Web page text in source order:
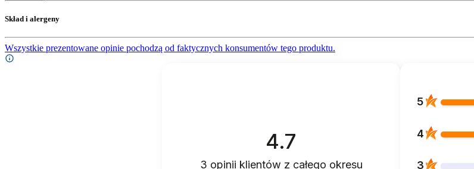
Skład i alergeny
Wszystkie prezentowane opinie pochodzą od faktycznych konsumentów tego produktu.
4.7
3 opinii klientów z całego okresu
5
4
3